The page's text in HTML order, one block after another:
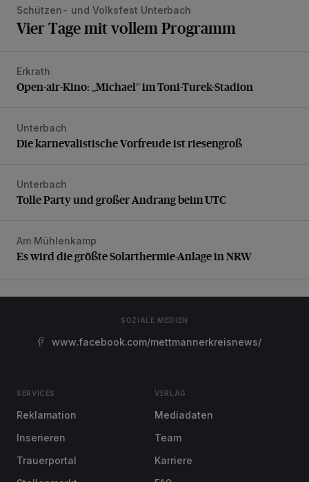
Schützen- und Volksfest Unterbach
Vier Tage mit vollem Programm
Open-air-Kino: „Michael“ im Toni-Turek-Stadion
Erkrath
Open-air-Kino: „Michael“ im Toni-Turek-Stadion
Die karnevalistische Vorfreude ist riesengroß
Unterbach
Die karnevalistische Vorfreude ist riesengroß
Tolle Party und großer Andrang beim UTC
Unterbach
Tolle Party und großer Andrang beim UTC
Es wird die größte Solarthermie-Anlage in NRW
Am Mühlenkamp
Es wird die größte Solarthermie-Anlage in NRW
SOZIALE MEDIEN
www.facebook.com/mettmannerkreisnews/
SERVICES
Reklamation
Inserieren
Trauerportal
VERLAG
Mediadaten
Team
Karriere